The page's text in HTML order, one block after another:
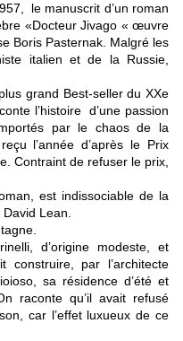
le manuscrit d’un roman
«Docteur Jivago « œuvre
Boris Pasternak. Malgré les
italien et de la Russie,
grand Best-seller du XXe
l’histoire d’une passion
par le chaos de la
l’année d’après le Prix
Contraint de refuser le prix,
est indissociable de la
Lean.
d’origine modeste, et
construire, par l’architecte
sa résidence d’été et
raconte qu’il avait refusé
car l’effet luxueux de ce